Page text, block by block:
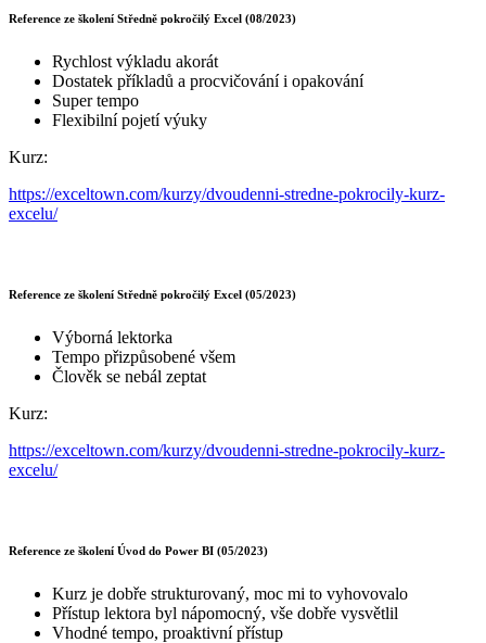
Reference ze školení Středně pokročilý Excel (08/2023)
Rychlost výkladu akorát
Dostatek příkladů a procvičování i opakování
Super tempo
Flexibilní pojetí výuky
Kurz:
https://exceltown.com/kurzy/dvoudenni-stredne-pokrocily-kurz-
excelu/
Reference ze školení Středně pokročilý Excel (05/2023)
Výborná lektorka
Tempo přizpůsobené všem
Člověk se nebál zeptat
Kurz:
https://exceltown.com/kurzy/dvoudenni-stredne-pokrocily-kurz-
excelu/
Reference ze školení Úvod do Power BI (05/2023)
Kurz je dobře strukturovaný, moc mi to vyhovovalo
Přístup lektora byl nápomocný, vše dobře vysvětlil
Vhodné tempo, proaktivní přístup